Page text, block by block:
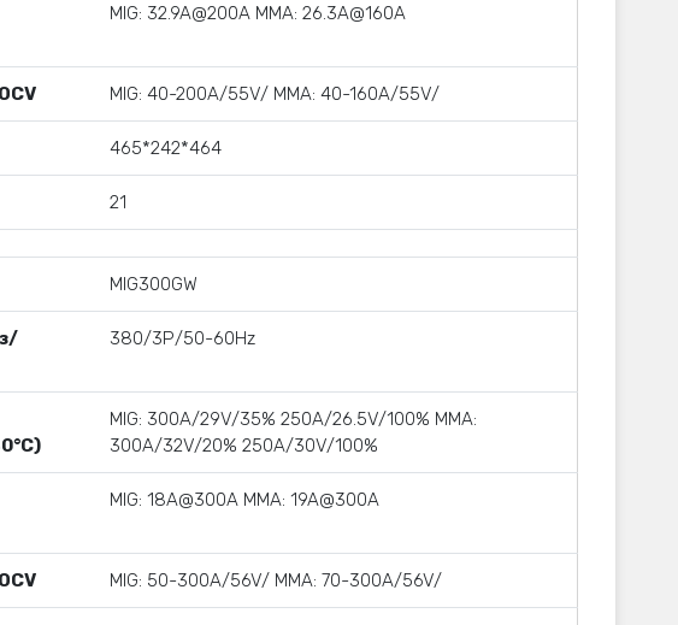
MIG: 32.9A@200A MMA: 26.3A@160A
MIG: 40-200A/55V/ MMA: 40-160A/55V/
465*242*464
21
MIG300GW
380/3Р/50-60Hz
MIG: 300A/29V/35% 250A/26.5V/100% MMA:
300A/32V/20% 250A/30V/100%
MIG: 18A@300A MMA: 19A@300A
MIG: 50-300A/56V/ MMA: 70-300A/56V/